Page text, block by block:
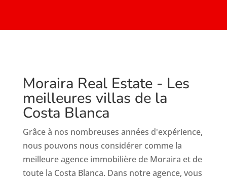
Moraira Real Estate - Les
meilleures villas de la
Costa Blanca
Grâce à nos nombreuses années d'expérience,
nous pouvons nous considérer comme la
meilleure agence immobilière de Moraira et de
toute la Costa Blanca. Dans notre agence, vous